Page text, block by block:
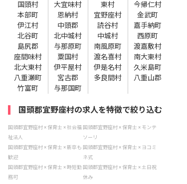
国頭村
大宜味村 東村
今帰仁村
本部町
恩納村 宜野座村
金武町
伊江村
中頭郡 読谷村
嘉手納町
北谷町
北中城村 中城村
西原町
島尻郡
与那原町 南風原町
渡嘉敷村
座間味村
粟国村 渡名喜村
南大東村
北大東村
伊平屋村 伊是名村
久米島町
八重瀬町
宮古郡 多良間村
八重山郡
竹富町
与那国町
国頭郡宜野座村の求人を特徴で絞り込む
国頭郡宜野座村 × 保育士 × 社会福
祉法人
国頭郡宜野座村 × 保育士 × モンテ
ソーリ
国頭郡宜野座村 × 保育士 × 新卒も
歓迎
国頭郡宜野座村 × 保育士 × ヨコミ
ネ式
国頭郡宜野座村 × 保育士 × 時短勤
務可
国頭郡宜野座村 × 保育士 × 土日祝
休み